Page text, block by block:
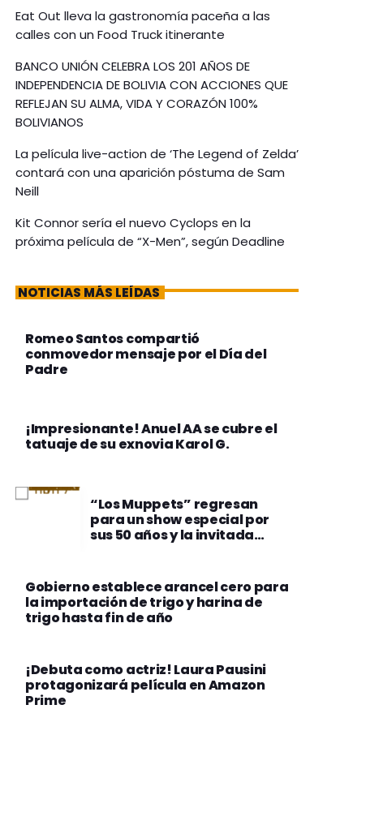
Eat Out lleva la gastronomía paceña a las
calles con un Food Truck itinerante
BANCO UNIÓN CELEBRA LOS 201 AÑOS DE
INDEPENDENCIA DE BOLIVIA CON ACCIONES QUE
REFLEJAN SU ALMA, VIDA Y CORAZÓN 100%
BOLIVIANOS
La película live-action de ‘The Legend of Zelda’
contará con una aparición póstuma de Sam
Neill
Kit Connor sería el nuevo Cyclops en la
próxima película de “X-Men”, según Deadline
NOTICIAS MÁS LEÍDAS
Romeo Santos compartió
conmovedor mensaje por el Día del
Padre
¡Impresionante! Anuel AA se cubre el
tatuaje de su exnovia Karol G.
“Los Muppets” regresan
para un show especial por
sus 50 años y la invitada
Gobierno establece arancel cero para
la importación de trigo y harina de
trigo hasta fin de año
¡Debuta como actriz! Laura Pausini
protagonizará película en Amazon
Prime